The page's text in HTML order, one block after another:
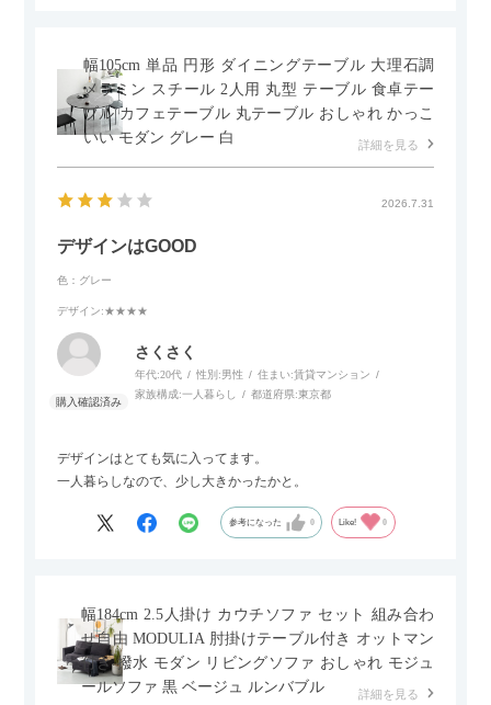
幅105cm 単品 円形 ダイニングテーブル 大理石調
メラミン スチール 2人用 丸型 テーブル 食卓テー
ブル カフェテーブル 丸テーブル おしゃれ かっこ
いい モダン グレー 白
詳細を見る
2026.7.31
デザインはGOOD
色：グレー
デザイン:★★★★
さくさく
年代:20代 性別:男性 住まい:賃貸マンション
家族構成:一人暮らし 都道府県:東京都
デザインはとても気に入ってます。
一人暮らしなので、少し大きかったかと。
参考になった 0 Like! 0
幅184cm 2.5人掛け カウチソファ セット 組み合わ
せ自由 MODULIA 肘掛けテーブル付き オットマン
付き 撥水 モダン リビングソファ おしゃれ モジュ
ールソファ 黒 ベージュ ルンバブル
詳細を見る